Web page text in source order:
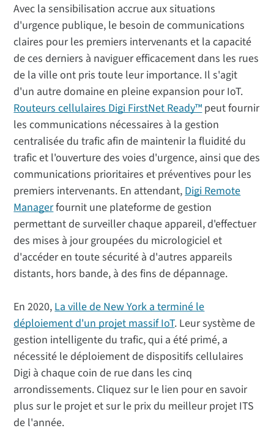
Avec la sensibilisation accrue aux situations
d'urgence publique, le besoin de communications
claires pour les premiers intervenants et la capacité
de ces derniers à naviguer efficacement dans les rues
de la ville ont pris toute leur importance. Il s'agit
d'un autre domaine en pleine expansion pour IoT.
Routeurs cellulaires Digi FirstNet Ready™ peut fournir
les communications nécessaires à la gestion
centralisée du trafic afin de maintenir la fluidité du
trafic et l'ouverture des voies d'urgence, ainsi que des
communications prioritaires et préventives pour les
premiers intervenants. En attendant, Digi Remote
Managerfournit une plateforme de gestion
permettant de surveiller chaque appareil, d'effectuer
des mises à jour groupées du micrologiciel et
d'accéder en toute sécurité à d'autres appareils
distants, hors bande, à des fins de dépannage.
En 2020, La ville de New York a terminé le
déploiement d'un projet massif IoT. Leur système de
gestion intelligente du trafic, qui a été primé, a
nécessité le déploiement de dispositifs cellulaires
Digi à chaque coin de rue dans les cinq
arrondissements. Cliquez sur le lien pour en savoir
plus sur le projet et sur le prix du meilleur projet ITS
de l'année.